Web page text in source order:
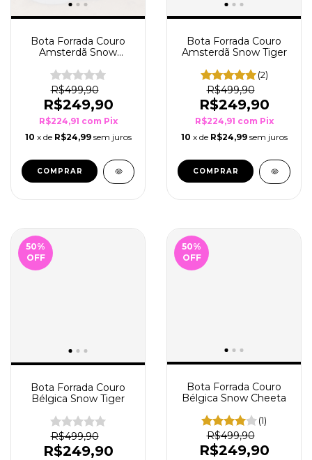
Bota Forrada Couro
Amsterdã Snow
R$499,90
R$249,90
R$224,91 com Pix
10 x de R$24,99 sem juros
COMPRAR
Bota Forrada Couro
Amsterdã Snow Tiger
(2)
R$499,90
R$249,90
R$224,91 com Pix
10 x de R$24,99 sem juros
COMPRAR
50%
OFF
Bota Forrada Couro
Bélgica Snow Tiger
R$499,90
R$249,90
50%
OFF
Bota Forrada Couro
Bélgica Snow Cheeta
(1)
R$499,90
R$249,90